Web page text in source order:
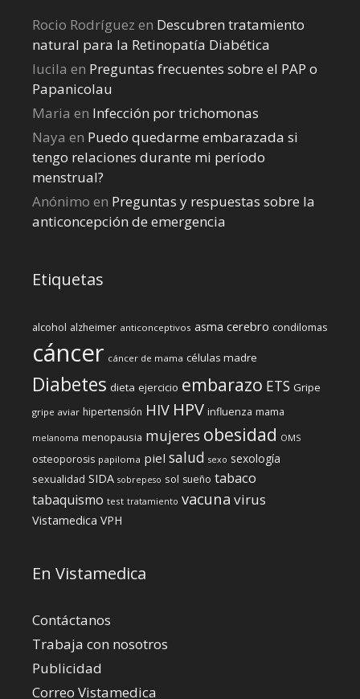
Rocio Rodríguez en Descubren tratamiento
natural para la Retinopatía Diabética
lucila en Preguntas frecuentes sobre el PAP o
Papanicolau
Maria en Infección por trichomonas
Naya en Puedo quedarme embarazada si
tengo relaciones durante mi perí­odo
menstrual?
Anónimo en Preguntas y respuestas sobre la
anticoncepción de emergencia
Etiquetas
alcohol alzheimer anticonceptivos asma cerebro condilomas
cáncer cáncer de mama células madre
Diabetes dieta ejercicio embarazo ETS Gripe
gripe aviar hipertensión HIV HPV influenza mama
melanoma menopausia mujeres obesidad OMS
osteoporosis papiloma piel salud sexo sexología
sexualidad SIDA sobrepeso sol sueño tabaco
tabaquismo test tratamiento vacuna virus
Vistamedica VPH
En Vistamedica
Contáctanos
Trabaja con nosotros
Publicidad
Correo Vistamedica